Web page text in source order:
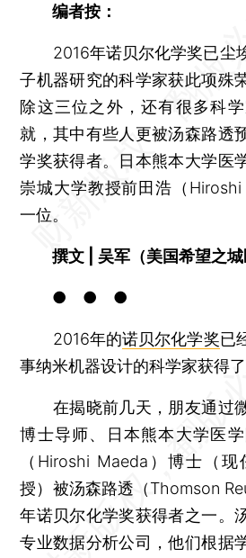
编者按：
2016年诺贝尔化学奖已尘
子机器研究的科学家获此项殊
除这三位之外，还有很多科
就，其中有些人更被汤森路透
学奖获得者。日本熊本大学医
崇城大学教授前田浩（
一位。
撰文 | 吴军（美国希望之城
● ● ●
2016年的诺贝尔化学奖已
事纳米机器设计的科学家获得了
在揭晓前几天，朋友通过
博士导师、日本熊本大学医
（Hiroshi Maeda）博士（
授）被汤森路透（Thomson
年诺贝尔化学奖获得者之一。
专业数据分析公司，他们根据